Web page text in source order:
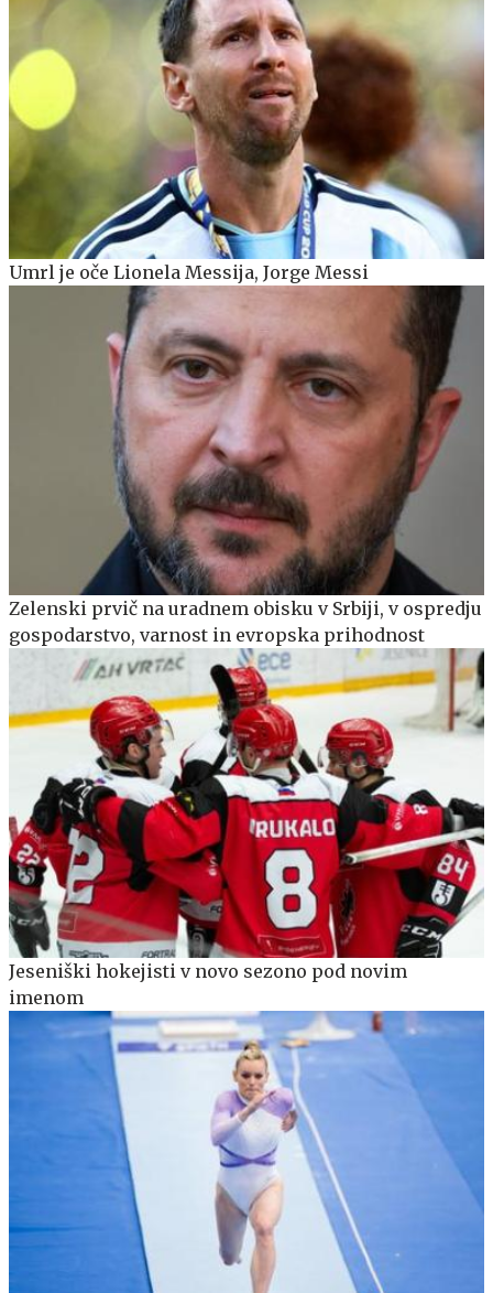
Umrl je oče Lionela Messija, Jorge Messi
Zelenski prvič na uradnem obisku v Srbiji, v ospredju
gospodarstvo, varnost in evropska prihodnost
Jeseniški hokejisti v novo sezono pod novim
imenom